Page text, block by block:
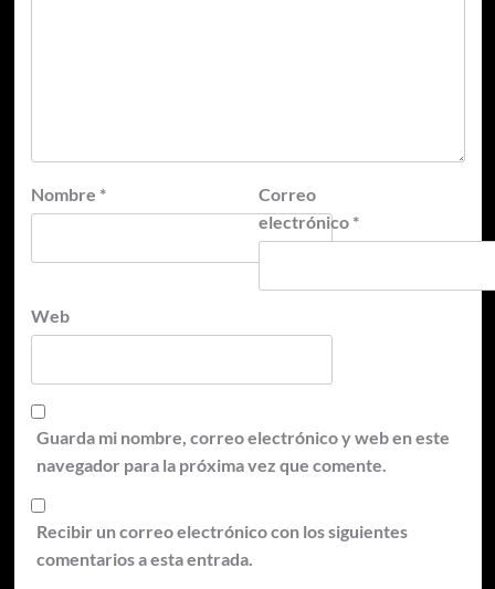
Nombre *
Correo
electrónico *
Web
Guarda mi nombre, correo electrónico y web en este
navegador para la próxima vez que comente.
Recibir un correo electrónico con los siguientes
comentarios a esta entrada.